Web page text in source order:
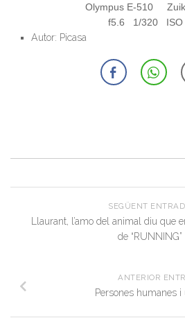
Olympus E-510
f5.6 1/320 ISO
Autor: Picasa
SEGÜENT
Llaurant, l’amo del animal diu que
de “RUNNING”
ANTERIOR
Persones humanes i